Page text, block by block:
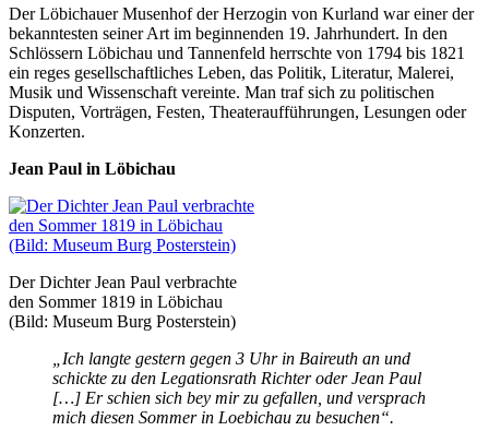
Der Löbichauer Musenhof der Herzogin von Kurland war einer der
bekanntesten seiner Art im beginnenden 19. Jahrhundert. In den
Schlössern Löbichau und Tannenfeld herrschte von 1794 bis 1821
ein reges gesellschaftliches Leben, das Politik, Literatur, Malerei,
Musik und Wissenschaft vereinte. Man traf sich zu politischen
Disputen, Vorträgen, Festen, Theateraufführungen, Lesungen oder
Konzerten.
Jean Paul in Löbichau
Der Dichter Jean Paul verbrachte
den Sommer 1819 in Löbichau
(Bild: Museum Burg Posterstein)
„Ich langte gestern gegen 3 Uhr in Baireuth an und
schickte zu den Legationsrath Richter oder Jean Paul
[…] Er schien sich bey mir zu gefallen, und versprach
mich diesen Sommer in Loebichau zu besuchen“.